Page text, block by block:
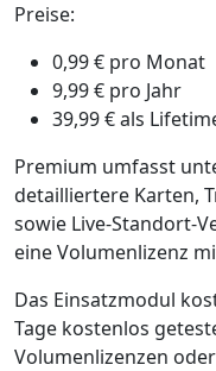
Preise:
0,99 € pro Monat
9,99 € pro Jahr
39,99 € als
Premium umfasst
detailliertere Karten,
sowie Live-Standort-
eine Volumenlizenz
Das Einsatzmodul
Tage kostenlos
Volumenlizenzen